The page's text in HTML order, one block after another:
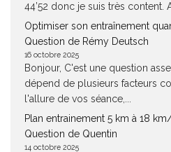
44’52 donc je suis très content. A
Optimiser son entraînement
Question de Rémy Deutsch
16 octobre 2025
Bonjour, C'est une question
dépend de plusieurs facteurs
l'allure de vos séance,...
Plan entrainement 5 km à 18
Question de Quentin
14 octobre 2025